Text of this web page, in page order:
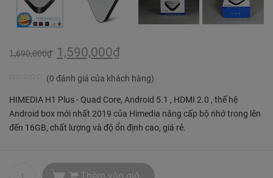
1,690,000₫ 1,590,000₫
(0 đánh giá của khách hàng)
HIMEDIA H1 Plus - Quad Core, Android 5.1 , HDMI 2.0 , thế hệ
Android box mới nhất 2019 của Himedia nâng cấp bộ nhớ trong lên
đến 16GB, chất lượng và độ ổn định cao, giá rẻ.